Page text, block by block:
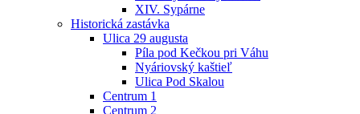
XIV. Sypárne
Historická zastávka
Ulica 29 augusta
Píla pod Kečkou pri Váhu
Nyáriovský kaštieľ
Ulica Pod Skalou
Centrum 1
Centrum 2